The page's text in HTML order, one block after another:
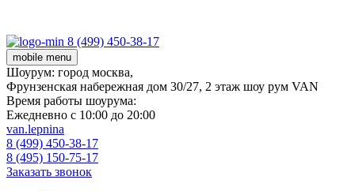
8 (499) 450-38-17
mobile menu
Шоурум: город москва,
Фрунзенская набережная дом 30/27, 2 этаж шоу рум VAN
Время работы шоурума:
Ежедневно с 10:00 до 20:00
van.lepnina
8 (499) 450-38-17
8 (495) 150-75-17
Заказать звонок